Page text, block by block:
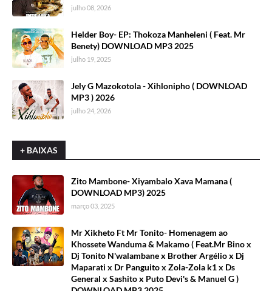
julho 08, 2026
Helder Boy- EP: Thokoza Manheleni ( Feat. Mr
Benety) DOWNLOAD MP3 2025
julho 19, 2025
Jely G Mazokotola - Xihlonipho ( DOWNLOAD
MP3 ) 2026
julho 24, 2026
+ BAIXAS
Zito Mambone- Xiyambalo Xava Mamana (
DOWNLOAD MP3) 2025
março 03, 2025
Mr Xikheto Ft Mr Tonito- Homenagem ao
Khossete Wanduma & Makamo ( Feat.Mr Bino x
Dj Tonito N'walambane x Brother Argélio x Dj
Maparati x Dr Panguito x Zola-Zola k1 x Ds
General x Sashito x Puto Devi's & Manuel G )